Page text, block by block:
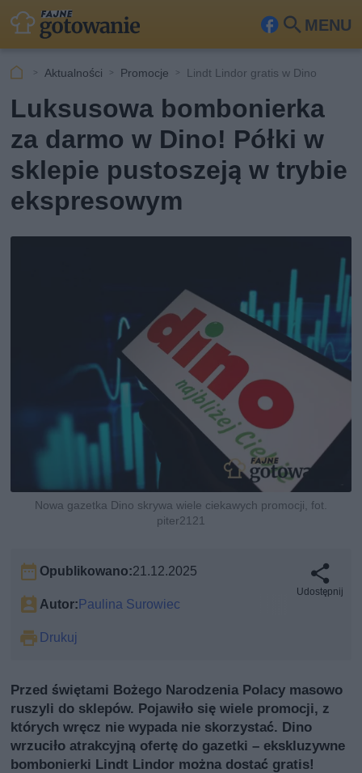
MENU
Fa
ook
Szu
kaj
Aktualności Promocje Lindt Lindor gratis w Dino
Luksusowa bombonierka
za darmo w Dino! Półki w
sklepie pustoszeją w trybie
ekspresowym
Nowa gazetka Dino skrywa wiele ciekawych promocji, fot.
piter2121
Opublikowano:21.12.2025
Autor:Paulina Surowiec
Drukuj
Udostępnij
Przed świętami Bożego Narodzenia Polacy masowo
ruszyli do sklepów. Pojawiło się wiele promocji, z
których wręcz nie wypada nie skorzystać. Dino
wrzuciło atrakcyjną ofertę do gazetki – ekskluzywne
bombonierki Lindt Lindor można dostać gratis!